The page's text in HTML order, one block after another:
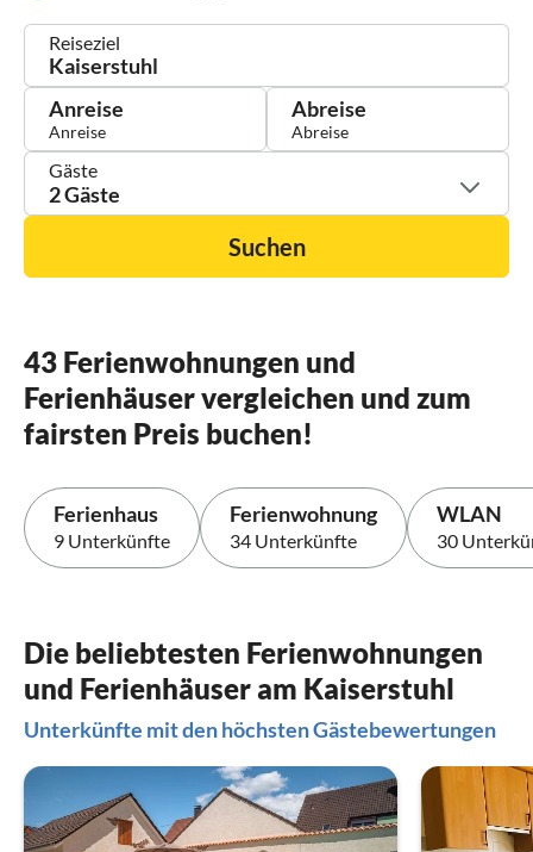
Reiseziel
Anreise Abreise
Gäste
2 Gäste
Suchen
43 Ferienwohnungen und
Ferienhäuser vergleichen und zum
fairsten Preis buchen!
Ferienhaus
9 Unterkünfte
Ferienwohnung
34 Unterkünfte
WLAN
30
Die beliebtesten Ferienwohnungen
und Ferienhäuser am Kaiserstuhl
Unterkünfte mit den höchsten Gästebewertungen